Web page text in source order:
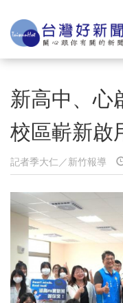
新高中、
校區嶄新啟
記者季大仁／新竹報導